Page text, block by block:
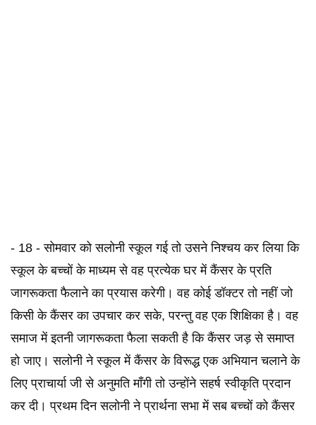
- 18 - सोमवार को सलोनी स्कूल गई तो उसने निश्चय कर लिया कि
स्कूल के बच्चों के माध्यम से वह प्रत्येक घर में कैंसर के प्रति
जागरूकता फैलाने का प्रयास करेगी। वह कोई डॉक्टर तो नहीं जो
किसी के कैंसर का उपचार कर सके, परन्तु वह एक शिक्षिका है। वह
समाज में इतनी जागरूकता फैला सकती है कि कैंसर जड़ से समाप्त
हो जाए। सलोनी ने स्कूल में कैंसर के विरूद्ध एक अभियान चलाने के
लिए प्राचार्या जी से अनुमति माँगी तो उन्होंने सहर्ष स्वीकृति प्रदान
कर दी। प्रथम दिन सलोनी ने प्रार्थना सभा में सब बच्चों को कैंसर